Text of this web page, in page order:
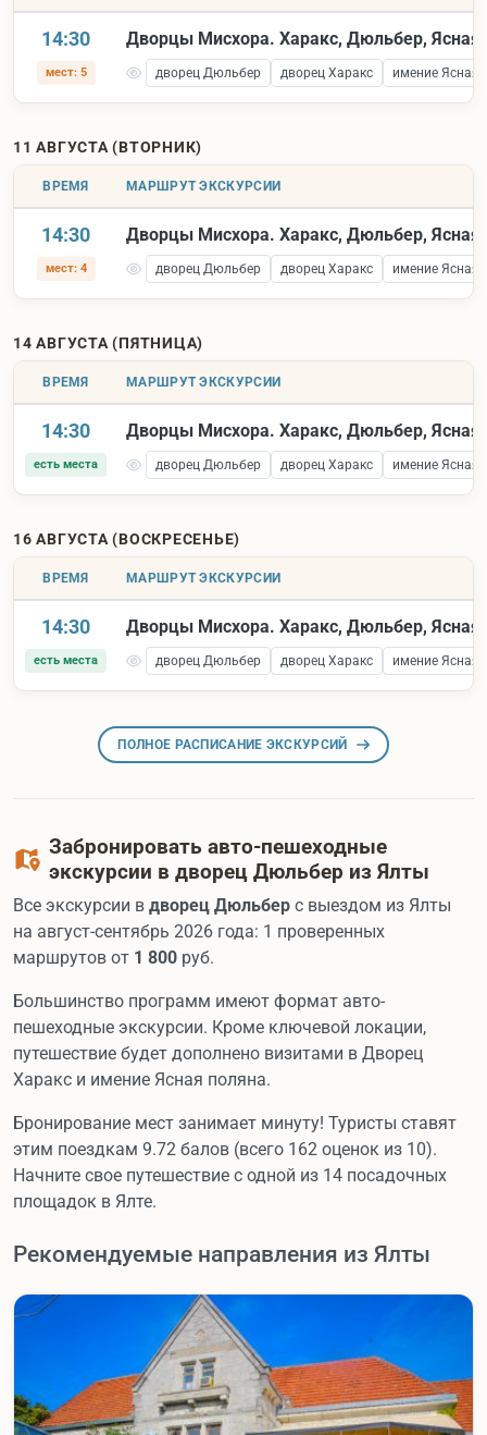
14:30
мест: 5
Дворцы Мисхора. Харакс, Дюльбер, Ясная
дворец Дюльбер дворец Харакс имение Ясная
11 АВГУСТА (ВТОРНИК)
ВРЕМЯ МАРШРУТ ЭКСКУРСИИ
14:30
мест: 4
Дворцы Мисхора. Харакс, Дюльбер, Ясная
дворец Дюльбер дворец Харакс имение Ясная
14 АВГУСТА (ПЯТНИЦА)
ВРЕМЯ МАРШРУТ ЭКСКУРСИИ
14:30
есть места
Дворцы Мисхора. Харакс, Дюльбер, Ясная
дворец Дюльбер дворец Харакс имение Ясная
16 АВГУСТА (ВОСКРЕСЕНЬЕ)
ВРЕМЯ МАРШРУТ ЭКСКУРСИИ
14:30
есть места
Дворцы Мисхора. Харакс, Дюльбер, Ясная
дворец Дюльбер дворец Харакс имение Ясная
ПОЛНОЕ РАСПИСАНИЕ ЭКСКУРСИЙ
Забронировать авто-пешеходные
экскурсии в дворец Дюльбер из Ялты
Все экскурсии в дворец Дюльбер с выездом из Ялты
на август-сентябрь 2026 года: 1 проверенных
маршрутов от 1 800 руб.
Большинство программ имеют формат авто-
пешеходные экскурсии. Кроме ключевой локации,
путешествие будет дополнено визитами в Дворец
Харакс и имение Ясная поляна.
Бронирование мест занимает минуту! Туристы ставят
этим поездкам 9.72 балов (всего 162 оценок из 10).
Начните свое путешествие с одной из 14 посадочных
площадок в Ялте.
Рекомендуемые направления из Ялты